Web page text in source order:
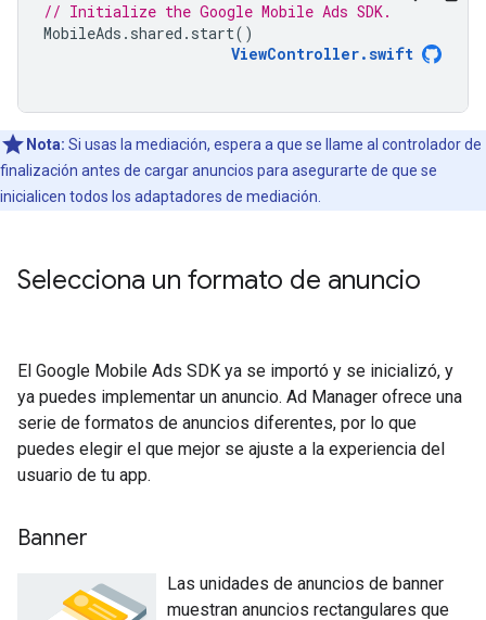
// Initialize the Google Mobile Ads SDK.
MobileAds . shared . start()
ViewController.swift
Nota: Si usas la mediación, espera a que se llame al controlador de
finalización antes de cargar anuncios para asegurarte de que se
inicialicen todos los adaptadores de mediación.
Selecciona un formato de anuncio
El Google Mobile Ads SDK ya se importó y se inicializó, y
ya puedes implementar un anuncio. Ad Manager ofrece una
serie de formatos de anuncios diferentes, por lo que
puedes elegir el que mejor se ajuste a la experiencia del
usuario de tu app.
Banner
Las unidades de anuncios de banner
muestran anuncios rectangulares que